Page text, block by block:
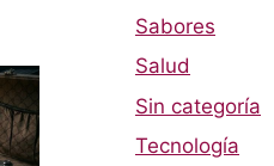
Sabores
Salud
Sin categoría
Tecnología